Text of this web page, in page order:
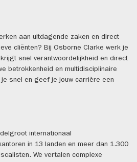
aan uitdagende zaken en direct
cliënten? Bij Osborne Clarke werk je
snel verantwoordelijkheid en direct
betrokkenheid en multidisciplinaire
snel en geef je jouw carrière een
internationaal
in 13 landen en meer dan 1.300
We vertalen complexe